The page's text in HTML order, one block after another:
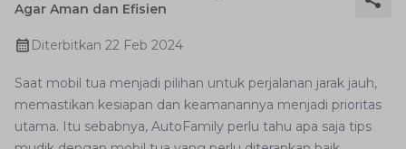
Agar Aman dan Efisien
Diterbitkan 22 Feb 2024
Saat mobil tua menjadi pilihan untuk perjalanan jarak jauh,
memastikan kesiapan dan keamanannya menjadi prioritas
utama. Itu sebabnya, AutoFamily perlu tahu apa saja tips